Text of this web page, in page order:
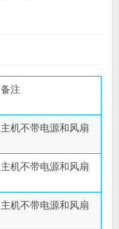
备注
主机不带电源和风扇
主机不带电源和风扇
主机不带电源和风扇